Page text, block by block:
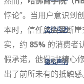
法律声明
隐私声明
悖论”。当用户意识到
本时，信任度会呈断崖
实，约 85% 的消费者
假承诺，他们对“精心
出了前所未有的抵触感